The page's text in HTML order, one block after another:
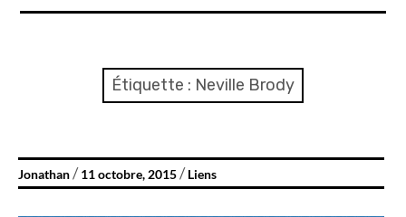
Étiquette : Neville Brody
Jonathan 11 octobre, 2015 Liens